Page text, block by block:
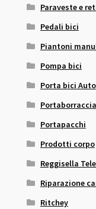
Paraveste e
Pedali bici
Piantoni
Pompa bici
Porta bici Auto
Portaborraccia
Portapacchi
Prodotti corpo
Reggisella
Riparazione
Ritchey